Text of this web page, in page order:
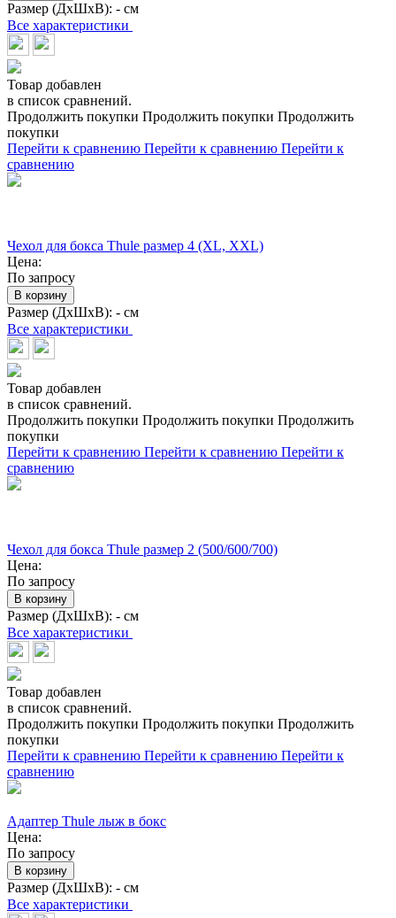
Размер (ДхШхВ): - см
Все характеристики
Товар добавлен
в список сравнений.
Продолжить покупки Продолжить покупки Продолжить
покупки
Перейти к сравнению Перейти к сравнению Перейти к
сравнению
Чехол для бокса Thule размер 4 (XL, XXL)
Цена:
По запросу
В корзину
Размер (ДхШхВ): - см
Все характеристики
Товар добавлен
в список сравнений.
Продолжить покупки Продолжить покупки Продолжить
покупки
Перейти к сравнению Перейти к сравнению Перейти к
сравнению
Чехол для бокса Thule размер 2 (500/600/700)
Цена:
По запросу
В корзину
Размер (ДхШхВ): - см
Все характеристики
Товар добавлен
в список сравнений.
Продолжить покупки Продолжить покупки Продолжить
покупки
Перейти к сравнению Перейти к сравнению Перейти к
сравнению
Адаптер Thule лыж в бокс
Цена:
По запросу
В корзину
Размер (ДхШхВ): - см
Все характеристики